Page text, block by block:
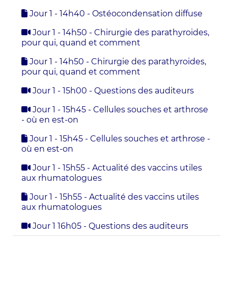
Jour 1 - 14h40 - Ostéocondensation diffuse
Jour 1 - 14h50 - Chirurgie des parathyroides,
pour qui, quand et comment
Jour 1 - 14h50 - Chirurgie des parathyroides,
pour qui, quand et comment
Jour 1 - 15h00 - Questions des auditeurs
Jour 1 - 15h45 - Cellules souches et arthrose
- où en est-on
Jour 1 - 15h45 - Cellules souches et arthrose -
où en est-on
Jour 1 - 15h55 - Actualité des vaccins utiles
aux rhumatologues
Jour 1 - 15h55 - Actualité des vaccins utiles
aux rhumatologues
Jour 1 16h05 - Questions des auditeurs